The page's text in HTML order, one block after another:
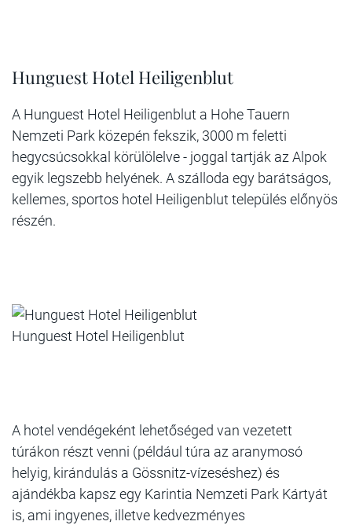
Hunguest Hotel Heiligenblut
A Hunguest Hotel Heiligenblut a Hohe Tauern
Nemzeti Park közepén fekszik, 3000 m feletti
hegycsúcsokkal körülölelve - joggal tartják az Alpok
egyik legszebb helyének. A szálloda egy barátságos,
kellemes, sportos hotel Heiligenblut település előnyös
részén.
Hunguest Hotel Heiligenblut
A hotel vendégeként lehetőséged van vezetett
túrákon részt venni (például túra az aranymosó
helyig, kirándulás a Gössnitz-vízeséshez) és
ajándékba kapsz egy Karintia Nemzeti Park Kártyát
is, ami ingyenes, illetve kedvezményes